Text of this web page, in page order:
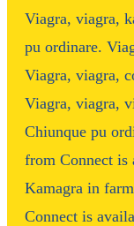
Viagra, viagra,
pu ordinare.
Viagra, viagra,
Viagra, viagra,
Chiunque pu
from Connect is
Kamagra in
Connect is